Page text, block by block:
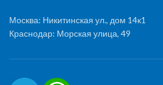
Москва: Никитинская ул., дом 14к1
Краснодар: Морская улица, 49